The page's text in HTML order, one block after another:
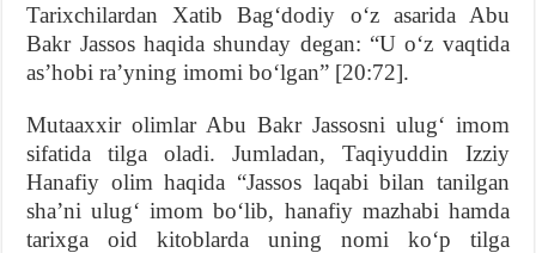
Tarixchilardan Xatib Bag‘dodiy o‘z asarida Abu
Bakr Jassos haqida shunday degan: “U o‘z vaqtida
as’hobi ra’yning imomi bo‘lgan” [20:72].
Mutaaxxir olimlar Abu Bakr Jassosni ulug‘ imom
sifatida tilga oladi. Jumladan, Taqiyuddin Izziy
Hanafiy olim haqida “Jassos laqabi bilan tanilgan
sha’ni ulug‘ imom bo‘lib, hanafiy mazhabi hamda
tarixga oid kitoblarda uning nomi ko‘p tilga